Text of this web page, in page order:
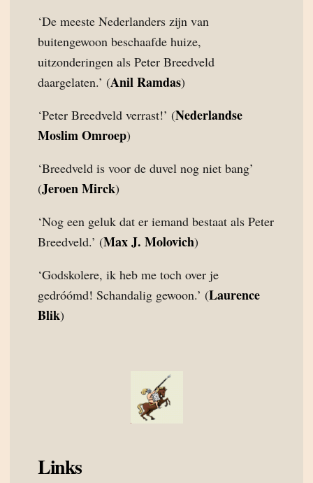
‘De meeste Nederlanders zijn van
buitengewoon beschaafde huize,
uitzonderingen als Peter Breedveld
daargelaten.’ (Anil Ramdas)
‘Peter Breedveld verrast!’ (Nederlandse
Moslim Omroep)
‘Breedveld is voor de duvel nog niet bang’
(Jeroen Mirck)
‘Nog een geluk dat er iemand bestaat als Peter
Breedveld.’ (Max J. Molovich)
‘Godskolere, ik heb me toch over je
gedróómd! Schandalig gewoon.’ (Laurence
Blik)
Links